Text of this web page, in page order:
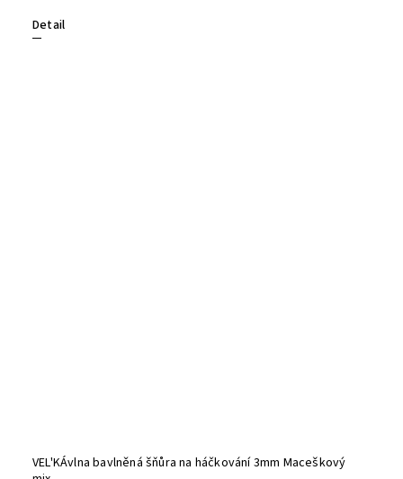
Detail
VEL'KÁvlna bavlněná šňůra na háčkování 3mm Maceškový